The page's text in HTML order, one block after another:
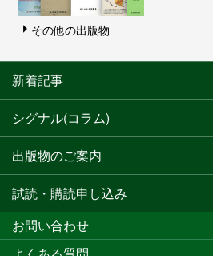
その他の出版物
新着記事
シグナル(コラム)
出版物のご案内
試読・購読申し込み
お問い合わせ